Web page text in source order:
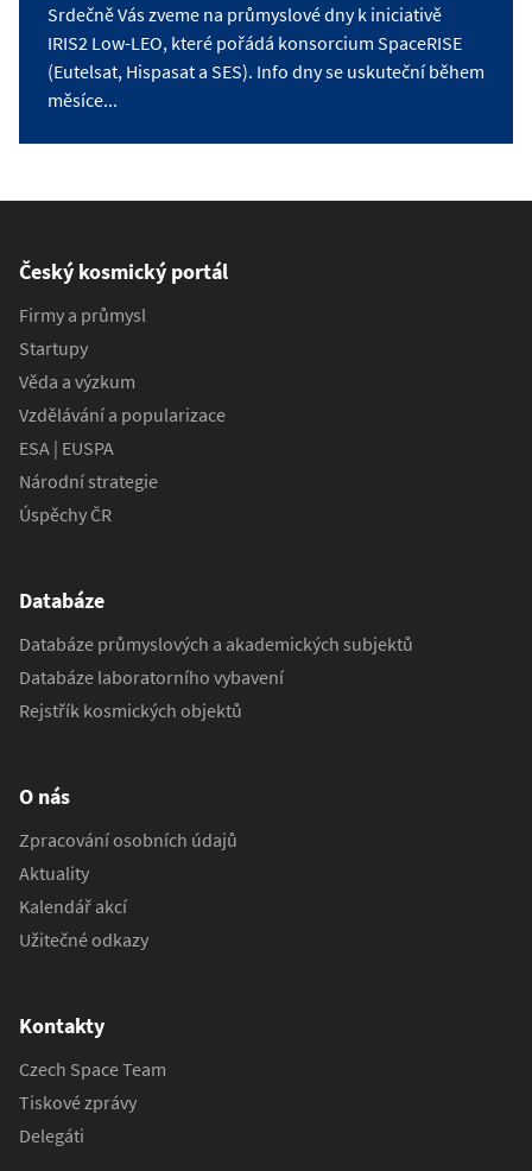
Srdečně Vás zveme na průmyslové dny k iniciativě
IRIS2 Low-LEO, které pořádá konsorcium SpaceRISE
(Eutelsat, Hispasat a SES). Info dny se uskuteční během
měsíce...
Český kosmický portál
Firmy a průmysl
Startupy
Věda a výzkum
Vzdělávání a popularizace
ESA | EUSPA
Národní strategie
Úspěchy ČR
Databáze
Databáze průmyslových a akademických subjektů
Databáze laboratorního vybavení
Rejstřík kosmických objektů
O nás
Zpracování osobních údajů
Aktuality
Kalendář akcí
Užitečné odkazy
Kontakty
Czech Space Team
Tiskové zprávy
Delegáti